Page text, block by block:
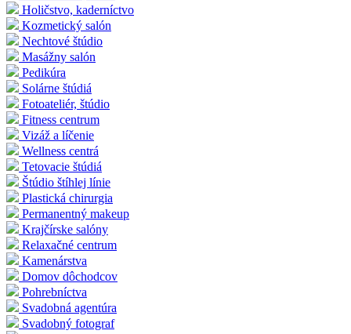
Holičstvo, kaderníctvo
Kozmetický salón
Nechtové štúdio
Masážny salón
Pedikúra
Solárne štúdiá
Fotoateliér, štúdio
Fitness centrum
Vizáž a líčenie
Wellness centrá
Tetovacie štúdiá
Štúdio štíhlej línie
Plastická chirurgia
Permanentný makeup
Krajčírske salóny
Relaxačné centrum
Kamenárstva
Domov dôchodcov
Pohrebníctva
Svadobná agentúra
Svadobný fotograf